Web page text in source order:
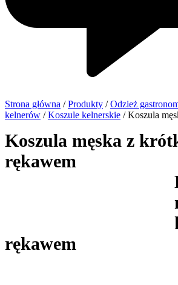
Strona główna /Produkty /Odzież
kelnerów /Koszule kelnerskie / Koszula
Koszula męska z
rękawem
rękawem